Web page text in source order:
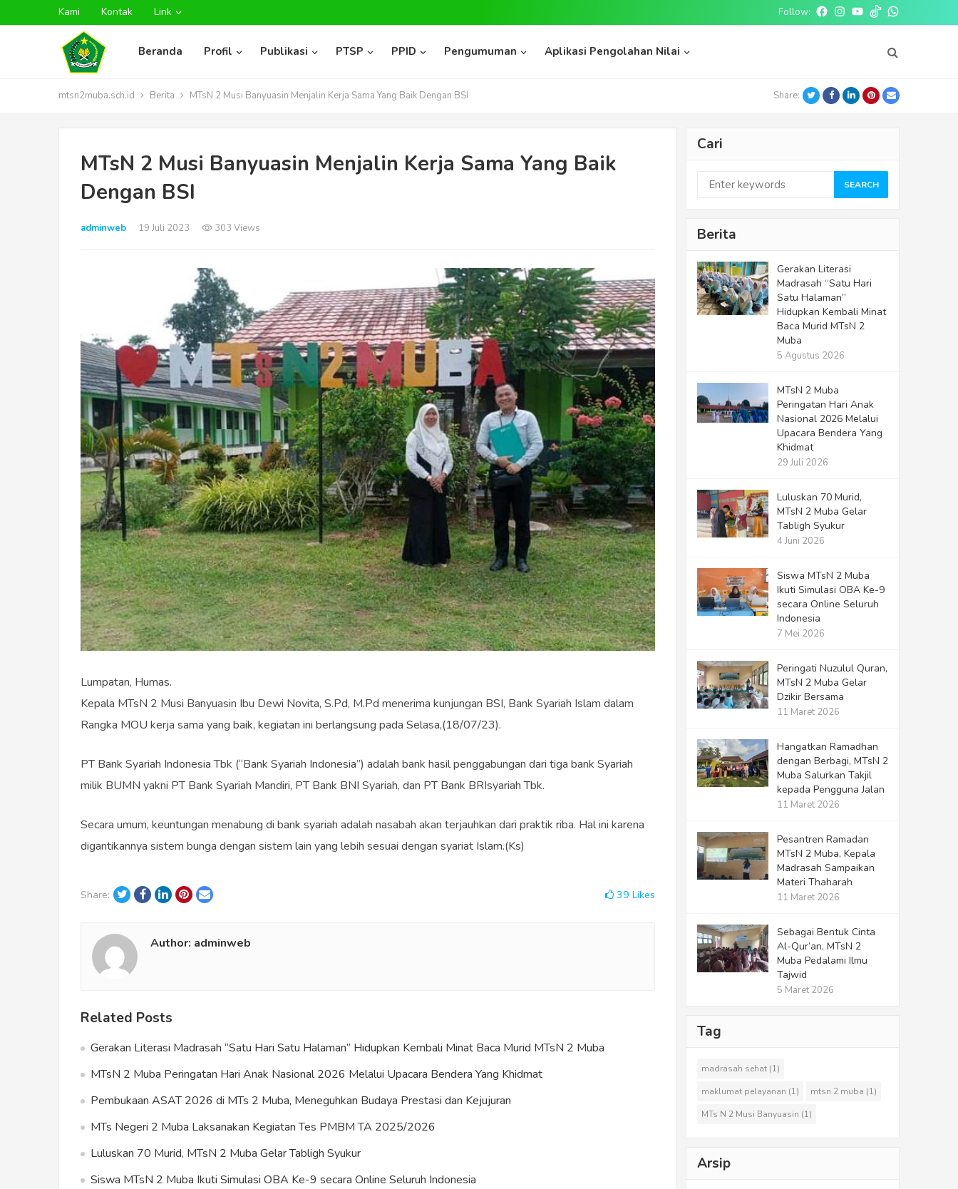
Kami Kontak Link Follow: FacebookInstagram
Youtube
tiktokwhatsapp
Beranda Profil Publikasi PTSP PPID Pengumuman Aplikasi Pengolahan Nilai
mtsn2muba.sch.id Berita MTsN 2 Musi Banyuasin Menjalin Kerja Sama Yang Baik Dengan BSI Share: TwitterFacebookLinkedInPinterest
Email
MTsN 2 Musi Banyuasin Menjalin Kerja Sama Yang Baik
Dengan BSI
adminweb 19 Juli 2023 303 Views
Lumpatan, Humas.
Kepala MTsN 2 Musi Banyuasin Ibu Dewi Novita, S.Pd, M.Pd menerima kunjungan BSI, Bank Syariah Islam dalam
Rangka MOU kerja sama yang baik, kegiatan ini berlangsung pada Selasa,(18/07/23).
PT Bank Syariah Indonesia Tbk (“Bank Syariah Indonesia”) adalah bank hasil penggabungan dari tiga bank Syariah
milik BUMN yakni PT Bank Syariah Mandiri, PT Bank BNI Syariah, dan PT Bank BRIsyariah Tbk.
Secara umum, keuntungan menabung di bank syariah adalah nasabah akan terjauhkan dari praktik riba. Hal ini karena
digantikannya sistem bunga dengan sistem lain yang lebih sesuai dengan syariat Islam.(Ks)
Share: TwitterFacebook
LinkedInPinterest
Email 39 Likes
Author: adminweb
Related Posts
Gerakan Literasi Madrasah “Satu Hari Satu Halaman” Hidupkan Kembali Minat Baca Murid MTsN 2 Muba
MTsN 2 Muba Peringatan Hari Anak Nasional 2026 Melalui Upacara Bendera Yang Khidmat
Pembukaan ASAT 2026 di MTs 2 Muba, Meneguhkan Budaya Prestasi dan Kejujuran
MTs Negeri 2 Muba Laksanakan Kegiatan Tes PMBM TA 2025/2026
Luluskan 70 Murid, MTsN 2 Muba Gelar Tabligh Syukur
Siswa MTsN 2 Muba Ikuti Simulasi OBA Ke-9 secara Online Seluruh Indonesia
Cari
SEARCH
Berita
Gerakan Literasi
Madrasah “Satu Hari
Satu Halaman”
Hidupkan Kembali Minat
Baca Murid MTsN 2
Muba
5 Agustus 2026
MTsN 2 Muba
Peringatan Hari Anak
Nasional 2026 Melalui
Upacara Bendera Yang
Khidmat
29 Juli 2026
Luluskan 70 Murid,
MTsN 2 Muba Gelar
Tabligh Syukur
4 Juni 2026
Siswa MTsN 2 Muba
Ikuti Simulasi OBA Ke-9
secara Online Seluruh
Indonesia
7 Mei 2026
Peringati Nuzulul Quran,
MTsN 2 Muba Gelar
Dzikir Bersama
11 Maret 2026
Hangatkan Ramadhan
dengan Berbagi, MTsN 2
Muba Salurkan Takjil
kepada Pengguna Jalan
11 Maret 2026
Pesantren Ramadan
MTsN 2 Muba, Kepala
Madrasah Sampaikan
Materi Thaharah
11 Maret 2026
Sebagai Bentuk Cinta
Al-Qur’an, MTsN 2
Muba Pedalami Ilmu
Tajwid
5 Maret 2026
Tag
madrasah sehat (1)
maklumat pelayanan (1) mtsn 2 muba (1)
MTs N 2 Musi Banyuasin (1)
Arsip